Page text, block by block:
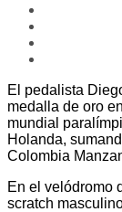
El pedalista
medalla de oro
mundial
Holanda,
Colombia
En el velódromo
scratch